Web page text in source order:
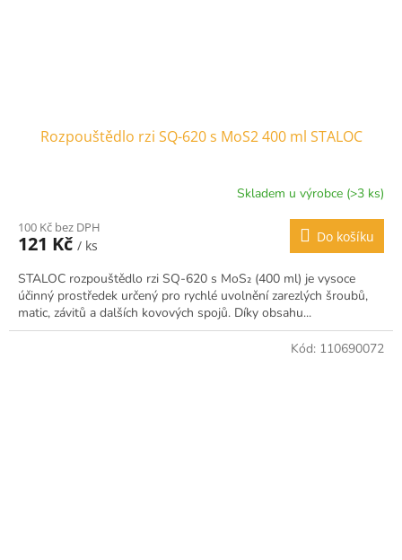
Rozpouštědlo rzi SQ-620 s MoS2 400 ml STALOC
Skladem u výrobce (>3 ks)
100 Kč bez DPH
121 Kč / ks
Do košíku
STALOC rozpouštědlo rzi SQ-620 s MoS₂ (400 ml) je vysoce
účinný prostředek určený pro rychlé uvolnění zarezlých šroubů,
matic, závitů a dalších kovových spojů. Díky obsahu...
Kód: 110690072